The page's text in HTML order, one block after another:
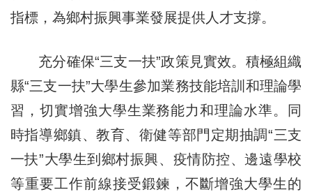
指標，為鄉村振興事業發展提供人才支撐。
充分確保“三支一扶”政策見實效。積極組織
縣“三支一扶”大學生參加業務技能培訓和理論學
習，切實增強大學生業務能力和理論水準。同
時指導鄉鎮、教育、衛健等部門定期抽調“三支
一扶”大學生到鄉村振興、疫情防控、邊遠學校
等重要工作前線接受鍛鍊，不斷增強大學生的